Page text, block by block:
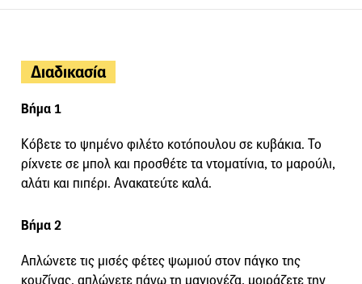
Διαδικασία
Βήμα 1
Κόβετε το ψημένο φιλέτο κοτόπουλου σε κυβάκια. Το
ρίχνετε σε μπολ και προσθέτε τα ντοματίνια, το μαρούλι,
αλάτι και πιπέρι. Ανακατεύτε καλά.
Βήμα 2
Απλώνετε τις μισές φέτες ψωμιού στον πάγκο της
κουζίνας, απλώνετε πάνω τη μαγιονέζα, μοιράζετε την